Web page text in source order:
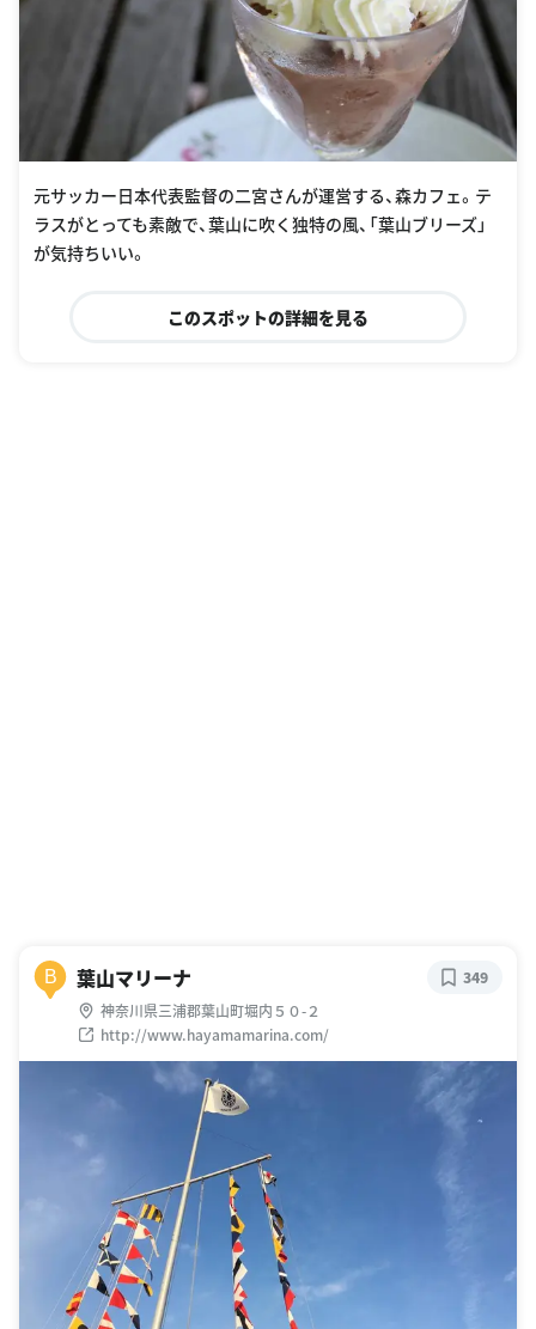
元サッカー日本代表監督の二宮さんが運営する、森カフェ。テ
ラスがとっても素敵で、葉山に吹く独特の風、「葉山ブリーズ」
が気持ちいい。
このスポットの詳細を見る
B 葉山マリーナ
神奈川県三浦郡葉山町堀内５０-２
http://www.hayamamarina.com/
349